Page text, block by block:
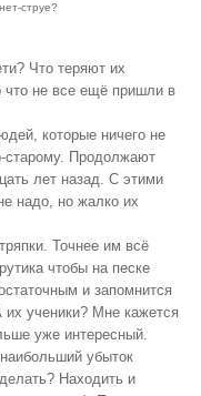
струе?
Что теряют их
что не все ещё пришли в
которые ничего не
старому. Продолжают
лет назад. С этими
надо, но жалко их
Точнее им всё
чтобы на песке
и запомнится
ученики? Мне кажется
уже интересный.
убыток
Находить и